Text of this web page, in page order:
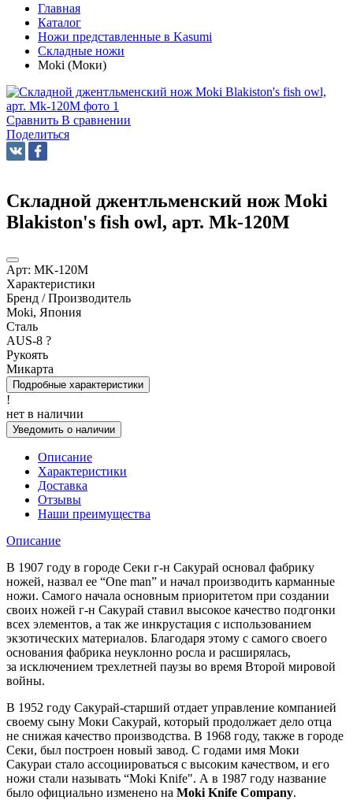
Главная
Каталог
Ножи представленные в Kasumi
Складные ножи
Moki (Моки)
Сравнить В сравнении
Поделиться
Складной джентльменский нож Moki
Blakiston's fish owl, арт. Mk-120M
Арт: MK-120M
Характеристики
Бренд / Производитель
Moki, Япония
Сталь
AUS-8 ?
Рукоять
Микарта
Подробные характеристики
!
нет в наличии
Уведомить о наличии
Описание
Характеристики
Доставка
Отзывы
Наши преимущества
Описание
В 1907 году в городе Секи г-н Сакурай основал фабрику
ножей, назвал ее “Оne man” и начал производить карманные
ножи. Самого начала основным приоритетом при создании
своих ножей г-н Сакурай ставил высокое качество подгонки
всех элементов, а так же инкрустация с использованием
экзотических материалов. Благодаря этому с самого своего
основания фабрика неуклонно росла и расширялась,
за исключением трехлетней паузы во время Второй мировой
войны.
В 1952 году Сакурай-старший отдает управление компанией
своему сыну Моки Сакурай, который продолжает дело отца
не снижая качество производства. В 1968 году, также в городе
Секи, был построен новый завод. С годами имя Моки
Сакураи стало ассоциироваться с высоким качеством, и его
ножи стали называть “Moki Knife". А в 1987 году название
было официально изменено на Moki Knife Company.